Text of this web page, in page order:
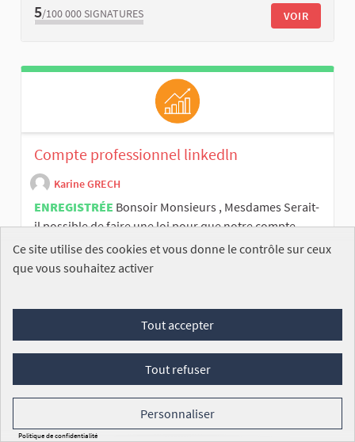
5/100 000 SIGNATURES VOIR
Compte professionnel linkedln
Karine GRECH
ENREGISTRÉE Bonsoir Monsieurs , Mesdames Serait-
il possible de faire une loi pour que notre compte
professi...
Commission des affaires économiques
2/100 000SIGNATURES VOIR
Ce site utilise des cookies et vous donne le contrôle sur ceux
que vous souhaitez activer
Tout accepter
Tout refuser
Personnaliser
Politique de confidentialité